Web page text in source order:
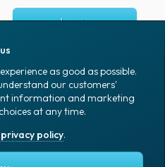
Log in
Sign up
English (US)
as good as possible.
our customers'
information and marketing
at any time.
policy.